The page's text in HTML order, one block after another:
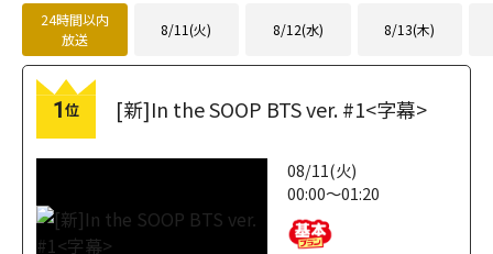
24時間以内
放送
8/11(火) 8/12(水) 8/13(木)
1位 [新]In the SOOP BTS ver. #1<字幕>
08/11(火)
00:00～01:20